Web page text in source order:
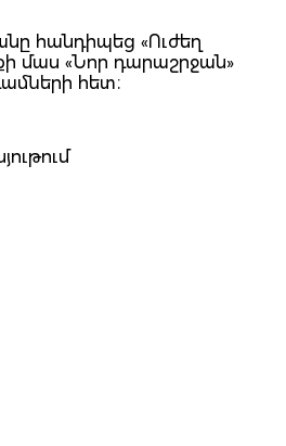
հանդիպեց «Ուժեղ
մաս «Նոր դարաշրջան»
հետ։